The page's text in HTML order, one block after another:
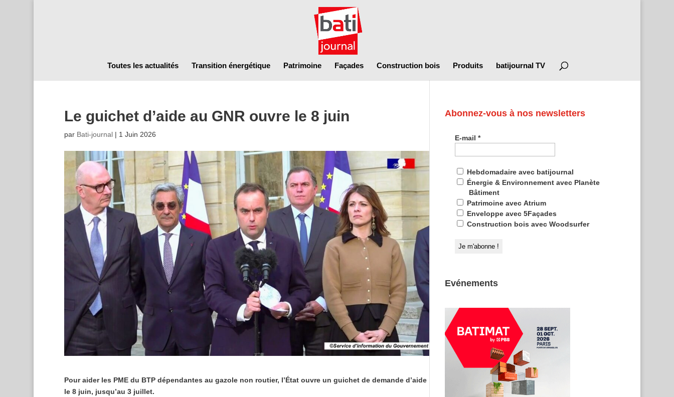
Toutes les actualités Transition énergétique Patrimoine Façades Construction bois Produits batijournal TV
Le guichet d’aide au GNR ouvre le 8 juin
par Bati-journal| 1 Juin 2026
Pour aider les PME du BTP dépendantes au gazole non routier, l’État ouvre un guichet de demande d’aide
le 8 juin, jusqu’au 3 juillet.
Abonnez-vous à nos newsletters
E-mail*
Hebdomadaire avec batijournal
Énergie & Environnement avec Planète
Bâtiment
Patrimoine avec Atrium
Enveloppe avec 5Façades
Construction bois avec Woodsurfer
Evénements